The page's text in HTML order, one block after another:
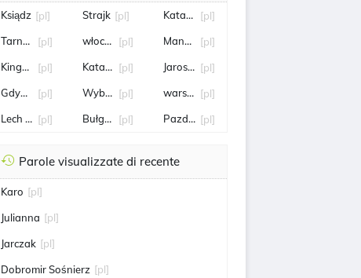
Ksiądz [pl]
Tarnów [pl]
Kinga Rusin
[pl]
Gdynia [pl]
Lech Wałęsa
[pl]
Strajk [pl]
włochy [pl]
Katarzyna Kawa
[pl]
Wybory[pl]
Bułgaria[pl]
Katarzyna Niewiadoma
[pl]
Mandaryna
[pl]
Jarosław Kaczyński
[pl]
warszawa
[pl]
Pazdan[pl]
Parole visualizzate di recente
Karo [pl]
Julianna [pl]
Jarczak [pl]
Dobromir Sośnierz [pl]